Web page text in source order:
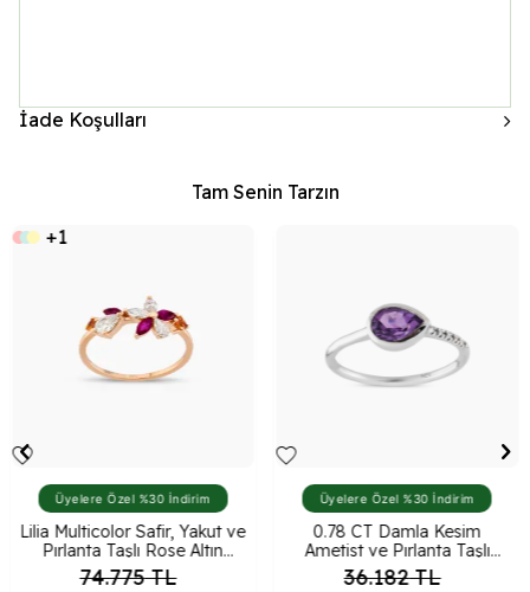
İade Koşulları
Tam Senin Tarzın
+1
Üyelere Özel %30 İndirim
Lilia Multicolor Safir, Yakut ve
Pırlanta Taşlı Rose Altın
Yüzük
74.775TL
Üyelere Özel %30 İndirim
0.78 CT Damla Kesim
Ametist ve Pırlanta Taşlı
Beyaz Altın Yüzük
36.182TL